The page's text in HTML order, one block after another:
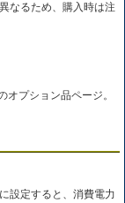
なるため、購入時は注
プション品ページ。
設定すると、消費電力